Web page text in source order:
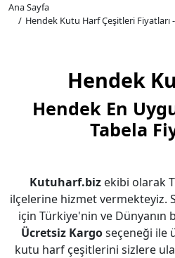
Ana Sayfa
Hendek Kutu Harf Çeşitleri Fiyatları
Hendek
Hendek En
Tabela
Kutuharf.biz ekibi olarak
ilçelerine hizmet vermekteyiz.
için Türkiye'nin ve Dünyanın
Ücretsiz Kargoseçeneği ile
kutu harf çeşitlerini sizlere